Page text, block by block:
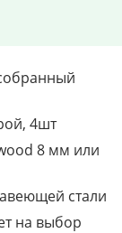
4шт
8 мм или
стали
на выбор